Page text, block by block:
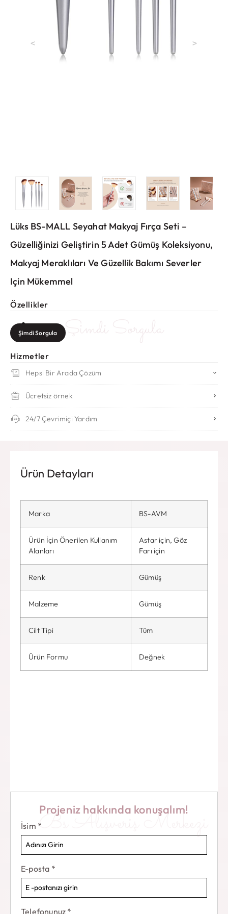
< >
Lüks BS-MALL Seyahat Makyaj Fırça Seti –
Güzelliğinizi Geliştirin 5 Adet Gümüş Koleksiyonu,
Makyaj Meraklıları Ve Güzellik Bakımı Severler
Için Mükemmel
Özellikler
Şimdi Sorgula Şimdi Sorgula
Hizmetler
Hepsi Bir Arada Çözüm
Ücretsiz örnek
24/7 Çevrimiçi Yardım
Projeniz hakkında konuşalım!
Bs Alışveriş Merkezi
İsim *
E-posta *
Telefonunuz *
Ürün Detayları
Marka BS-AVM
Ürün İçin Önerilen Kullanım
Alanları
Astar için, Göz
Farı için
Renk Gümüş
Malzeme Gümüş
Cilt Tipi Tüm
Ürün Formu Değnek